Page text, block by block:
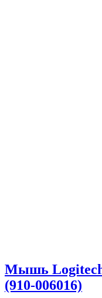
Мышь Logitech
(910-006016)